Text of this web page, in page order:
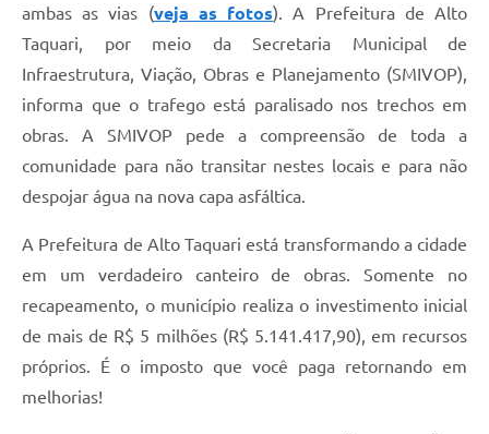
ambas as vias (veja as fotos). A Prefeitura de Alto
Taquari, por meio da Secretaria Municipal de
Infraestrutura, Viação, Obras e Planejamento (SMIVOP),
informa que o trafego está paralisado nos trechos em
obras. A SMIVOP pede a compreensão de toda a
comunidade para não transitar nestes locais e para não
despojar água na nova capa asfáltica.
A Prefeitura de Alto Taquari está transformando a cidade
em um verdadeiro canteiro de obras. Somente no
recapeamento, o município realiza o investimento inicial
de mais de R$ 5 milhões (R$ 5.141.417,90), em recursos
próprios. É o imposto que você paga retornando em
melhorias!